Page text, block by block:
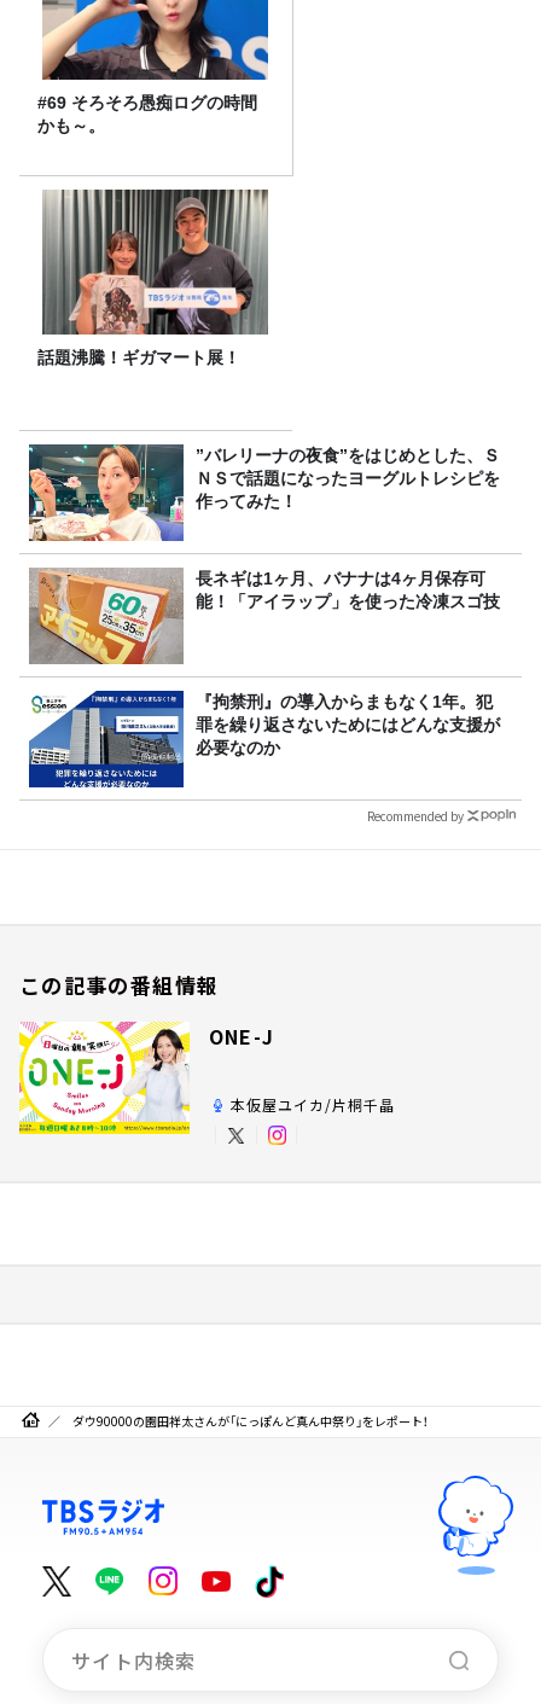
#69 そろそろ愚痴ログの時間
かも～。
話題沸騰！ギガマート展！
”バレリーナの夜食”をはじめとした、Ｓ
ＮＳで話題になったヨーグルトレシピを
作ってみた！
長ネギは1ヶ月、バナナは4ヶ月保存可
能！「アイラップ」を使った冷凍スゴ技
『拘禁刑』の導入からまもなく1年。犯
罪を繰り返さないためにはどんな支援が
必要なのか
Recommended by
この記事の番組情報
ONE-J
本仮屋ユイカ/片桐千晶
ダウ90000の園田祥太さんが「にっぽんど真ん中祭り」をレポート！